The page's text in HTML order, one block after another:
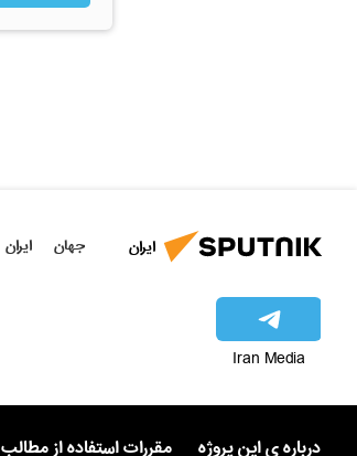
ایران جهان ایران
Iran Media
درباره ی این پروژه مقررات استفاده از مطالب